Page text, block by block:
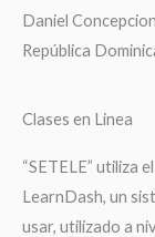
Daniel Concepcion
República
Clases en Linea
“SETELE” utiliza
LearnDash, un
usar, utilizado a